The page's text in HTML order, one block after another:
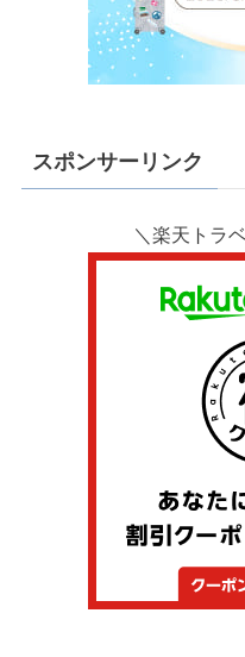
スポンサーリンク
＼楽天トラ